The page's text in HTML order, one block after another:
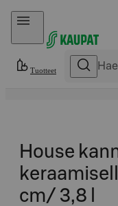
Hyppää sisältöön
Tuotteet
House
cm/ 3,8 l